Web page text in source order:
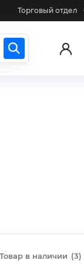
Торговый отдел
Товар в наличии (3)